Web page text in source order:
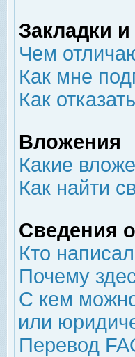
Закладки
Чем
Как мне
Как
Вложения
Какие
Как найти
Сведения
Кто
Почему
С кем
или
Перевод